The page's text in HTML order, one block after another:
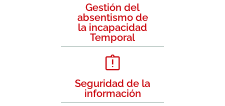
Gestión del
absentismo de
la incapacidad
Temporal
Seguridad de la
información